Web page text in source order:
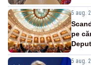
5 aug.
pe
5 aug.